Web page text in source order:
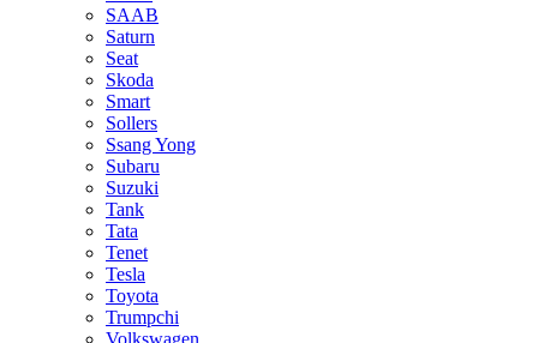
SAAB
Saturn
Seat
Skoda
Smart
Sollers
Ssang Yong
Subaru
Suzuki
Tank
Tata
Tenet
Tesla
Toyota
Trumpchi
Volkswagen